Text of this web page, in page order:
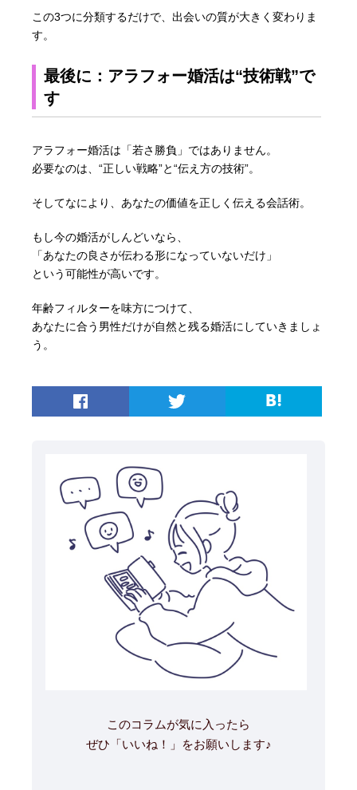
この3つに分類するだけで、出会いの質が大きく変わりま
す。
最後に：アラフォー婚活は“技術戦”で
す
アラフォー婚活は「若さ勝負」ではありません。
必要なのは、“正しい戦略”と“伝え方の技術”。
そしてなにより、あなたの価値を正しく伝える会話術。
もし今の婚活がしんどいなら、
「あなたの良さが伝わる形になっていないだけ」
という可能性が高いです。
年齢フィルターを味方につけて、
あなたに合う男性だけが自然と残る婚活にしていきましょ
う。
このコラムが気に入ったら
ぜひ「いいね！」をお願いします♪